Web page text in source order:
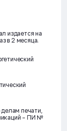
издается на
в 2 месяца.
печати,
– ПИ №